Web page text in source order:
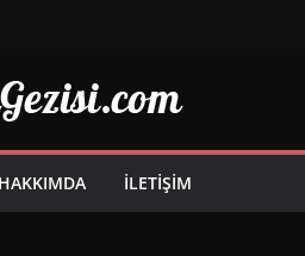
HAKKIMDA İLETIŞIM